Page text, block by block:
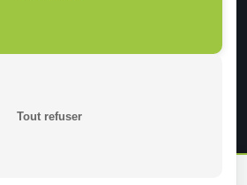
Tout refuser